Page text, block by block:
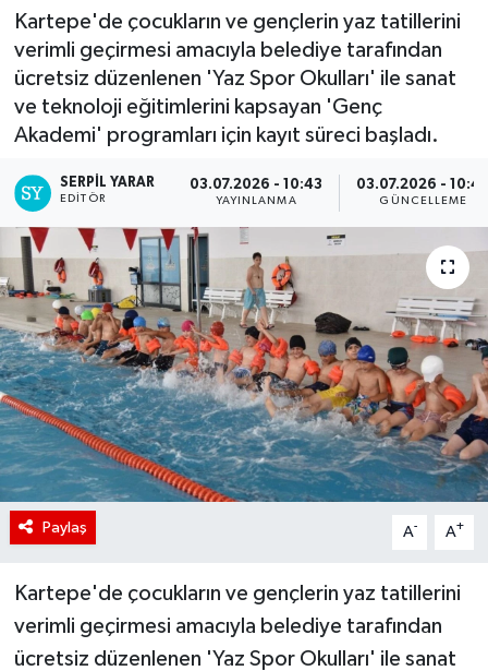
Kartepe'de çocukların ve gençlerin yaz tatillerini
verimli geçirmesi amacıyla belediye tarafından
ücretsiz düzenlenen 'Yaz Spor Okulları' ile sanat
ve teknoloji eğitimlerini kapsayan 'Genç
Akademi' programları için kayıt süreci başladı.
SERPİL YARAR
EDITÖR
03.07.2026 - 10:43
YAYINLANMA
03.07.2026 -
GÜNCELLEME
Paylaş A- A+
Kartepe'de çocukların ve gençlerin yaz tatillerini
verimli geçirmesi amacıyla belediye tarafından
ücretsiz düzenlenen 'Yaz Spor Okulları' ile sanat